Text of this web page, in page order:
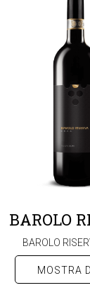
BAROLO
BAROLO
MOSTRA